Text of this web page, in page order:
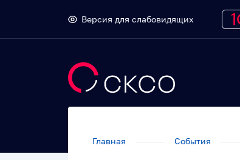
Версия для слабовидящих
Главная События